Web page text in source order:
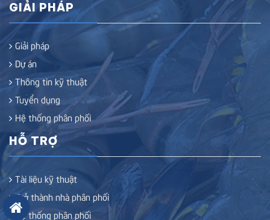
GIẢI PHÁP
Giải pháp
Dự án
Thông tin kỹ thuật
Tuyển dụng
Hệ thống phân phối
HỖ TRỢ
Tài liệu kỹ thuật
Trở thành nhà phân phối
Hệ thống phân phối